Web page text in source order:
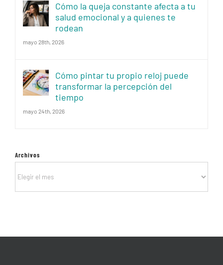
Cómo la queja constante afecta a tu
salud emocional y a quienes te
rodean
mayo 28th, 2026
Cómo pintar tu propio reloj puede
transformar la percepción del
tiempo
mayo 24th, 2026
Archivos